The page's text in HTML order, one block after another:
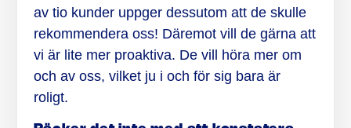
av tio kunder uppger dessutom att de skulle
rekommendera oss! Däremot vill de gärna att
vi är lite mer proaktiva. De vill höra mer om
och av oss, vilket ju i och för sig bara är
roligt.